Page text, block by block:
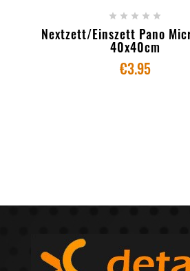
    
Nextzett/Einszett Pano
40x40cm
€3.95